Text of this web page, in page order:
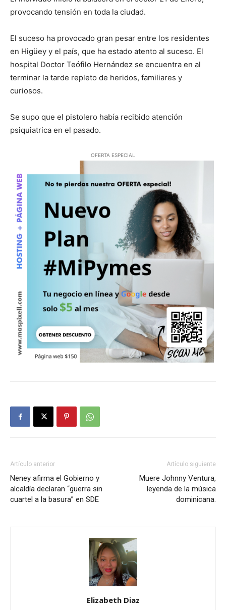
provocando tensión en toda la ciudad.
El suceso ha provocado gran pesar entre los residentes
en Higüey y el país, que ha estado atento al suceso. El
hospital Doctor Teófilo Hernández se encuentra en al
terminar la tarde repleto de heridos, familiares y
curiosos.
Se supo que el pistolero había recibido atención
psiquiatrica en el pasado.
OFERTA ESPECIAL
Artículo anterior
Neney afirma el Gobierno y
alcaldía declaran “guerra sin
cuartel a la basura” en SDE
Artículo siguiente
Muere Johnny Ventura,
leyenda de la música
dominicana.
Elizabeth Diaz